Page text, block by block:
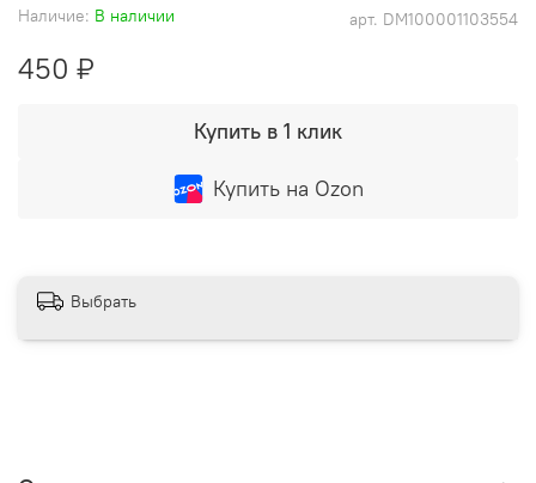
арт. DM100001103554
Наличие: В наличии
450 ₽
Купить в 1 клик
Купить на Ozon
Выбрать